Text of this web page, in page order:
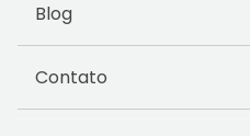
Blog
Contato